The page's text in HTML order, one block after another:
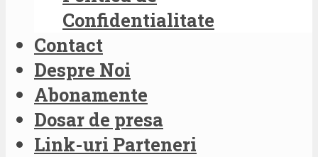
Confidentialitate
Contact
Despre Noi
Abonamente
Dosar de presa
Link-uri Parteneri